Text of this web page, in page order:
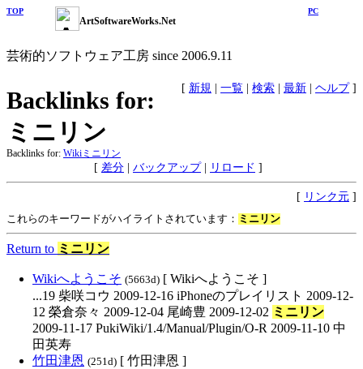
TOP PC
ArtSoftwareWorks.Net
芸術的ソフトウェア工房 since 2006.9.11
[ 新規 | 一覧 | 検索 | 最新 | ヘルプ]
Backlinks for:
ミニリン
Backlinks for: Wiki ミニリン
[ 差分 | バックアップ| リロード ]
[ リンク元 ]
これらのキーワードがハイライトされています： ミニリン
Return to ミニリン
Wikiへようこそ (5663d) [ Wikiへようこそ ]
...19 柴咲コウ 2009-12-16 iPhoneのプレイリスト 2009-12-
12 榮倉奈々 2009-12-04 尾崎豊 2009-12-02 ミニリン
2009-11-17 PukiWiki/1.4/Manual/Plugin/O-R 2009-11-10 中
田英寿
竹田津恩 (251d) [ 竹田津恩 ]